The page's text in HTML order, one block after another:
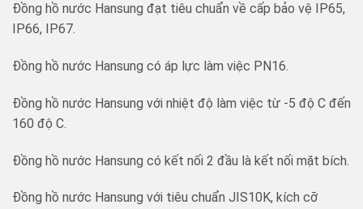
Đồng hồ nước Hansung đạt tiêu chuẩn về cấp bảo vệ IP65,
IP66, IP67.
Đồng hồ nước Hansung có áp lực làm việc PN16.
Đồng hồ nước Hansung với nhiệt độ làm việc từ -5 độ C đến
160 độ C.
Đồng hồ nước Hansung có kết nối 2 đầu là kết nối mặt bích.
Đồng hồ nước Hansung với tiêu chuẩn JIS10K, kích cỡ